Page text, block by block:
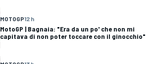
MOTOGP12 h
MotoGP | Bagnaia: "Era da un po' che non mi
capitava di non poter toccare con il ginocchio"